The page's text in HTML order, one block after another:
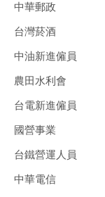
中華郵政
台灣菸酒
中油新進僱員
農田水利會
台電新進僱員
國營事業
台鐵營運人員
中華電信